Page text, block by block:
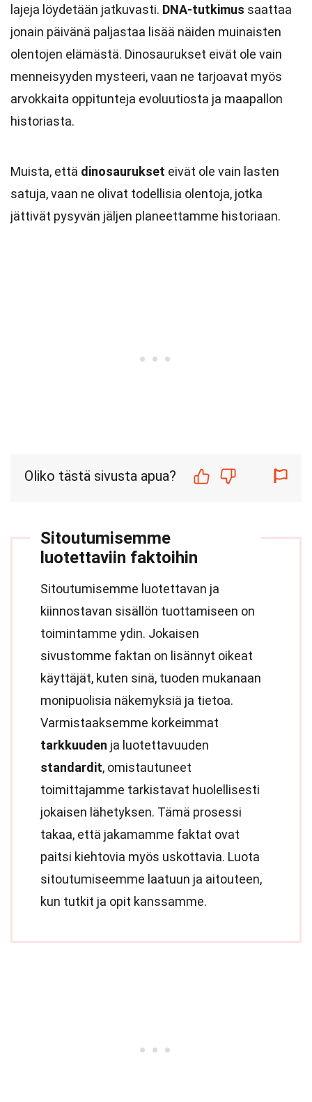
lajeja löydetään jatkuvasti. DNA-tutkimus saattaa
jonain päivänä paljastaa lisää näiden muinaisten
olentojen elämästä. Dinosaurukset eivät ole vain
menneisyyden mysteeri, vaan ne tarjoavat myös
arvokkaita oppitunteja evoluutiosta ja maapallon
historiasta.
Muista, että dinosaurukset eivät ole vain lasten
satuja, vaan ne olivat todellisia olentoja, jotka
jättivät pysyvän jäljen planeettamme historiaan.
Oliko tästä sivusta apua?
Sitoutumisemme
luotettaviin faktoihin
Sitoutumisemme luotettavan ja
kiinnostavan sisällön tuottamiseen on
toimintamme ydin. Jokaisen
sivustomme faktan on lisännyt oikeat
käyttäjät, kuten sinä, tuoden mukanaan
monipuolisia näkemyksiä ja tietoa.
Varmistaaksemme korkeimmat
tarkkuuden ja luotettavuuden
standardit, omistautuneet
toimittajamme tarkistavat huolellisesti
jokaisen lähetyksen. Tämä prosessi
takaa, että jakamamme faktat ovat
paitsi kiehtovia myös uskottavia. Luota
sitoutumiseemme laatuun ja aitouteen,
kun tutkit ja opit kanssamme.